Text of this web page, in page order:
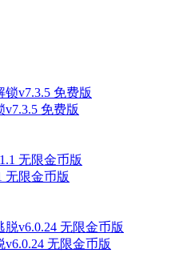
免费版
无限金币版
无限金币版